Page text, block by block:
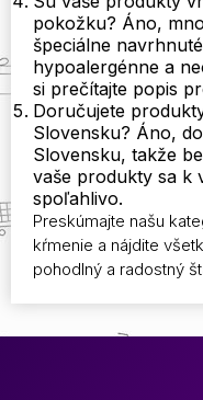
pokožku? Áno,
špeciálne
hypoalergénne a
si prečítajte popis
Doručujete
Slovensku? Áno,
Slovensku, takže
vaše produkty sa k
spoľahlivo.
Preskúmajte našu
kŕmenie a nájdite
pohodlný a radostný